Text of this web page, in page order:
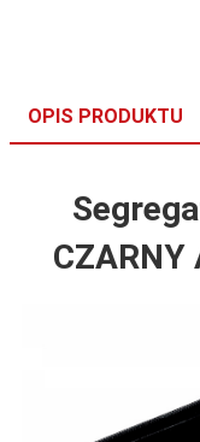
OPIS PRODUKTU
CZARNY